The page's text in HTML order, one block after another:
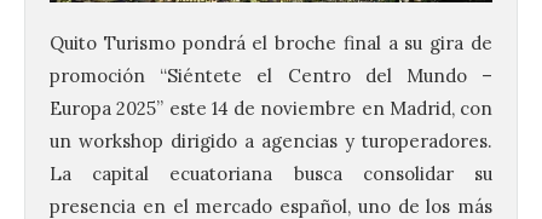
Quito Turismo pondrá el broche final a su gira de
promoción “Siéntete el Centro del Mundo –
Europa 2025” este 14 de noviembre en Madrid, con
un workshop dirigido a agencias y turoperadores.
La capital ecuatoriana busca consolidar su
presencia en el mercado español, uno de los más